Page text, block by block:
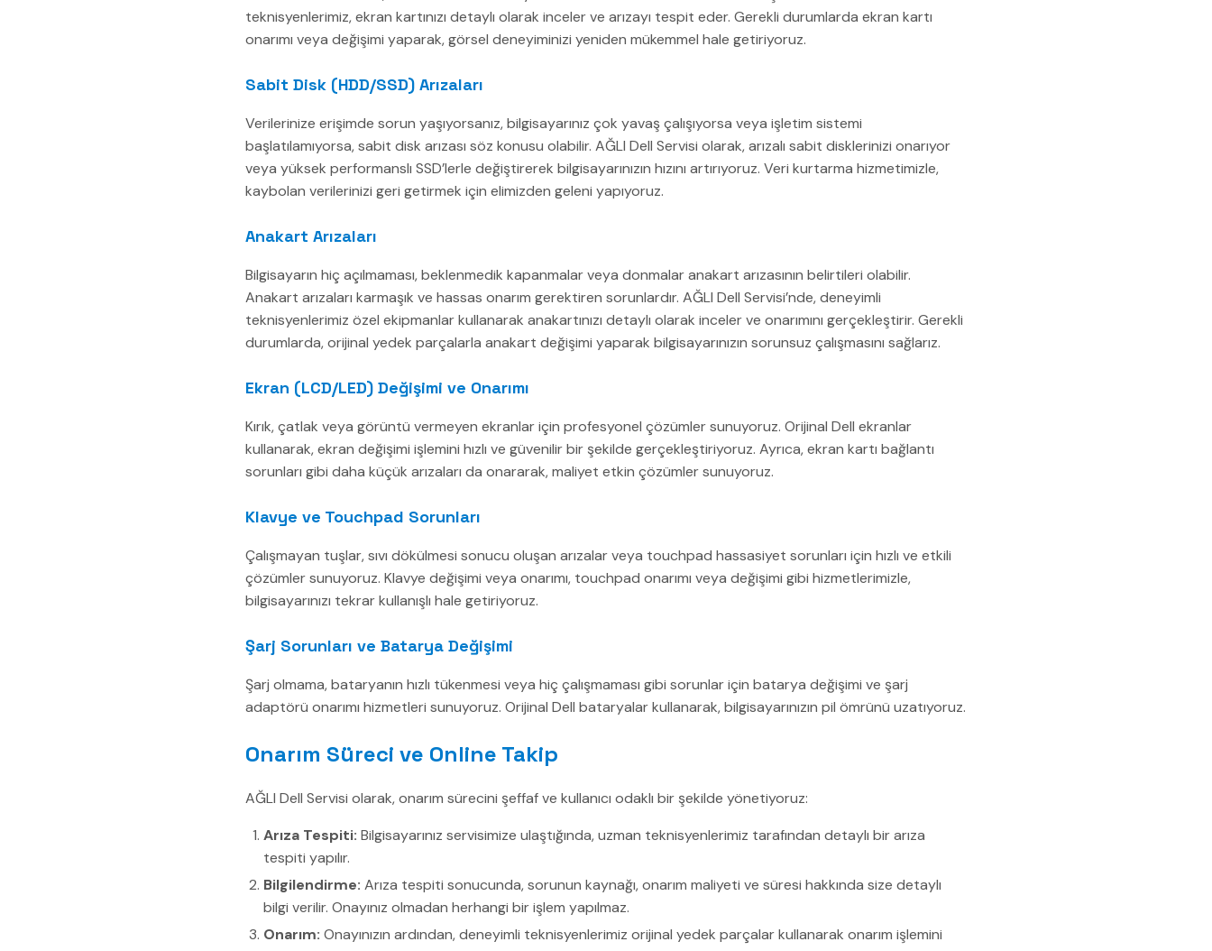
teknisyenlerimiz, ekran kartınızı detaylı olarak inceler ve arızayı tespit eder. Gerekli durumlarda ekran kartı
onarımı veya değişimi yaparak, görsel deneyiminizi yeniden mükemmel hale getiriyoruz.
Sabit Disk (HDD/SSD) Arızaları
Verilerinize erişimde sorun yaşıyorsanız, bilgisayarınız çok yavaş çalışıyorsa veya işletim sistemi
başlatılamıyorsa, sabit disk arızası söz konusu olabilir. AĞLI Dell Servisi olarak, arızalı sabit disklerinizi onarıyor
veya yüksek performanslı SSD’lerle değiştirerek bilgisayarınızın hızını artırıyoruz. Veri kurtarma hizmetimizle,
kaybolan verilerinizi geri getirmek için elimizden geleni yapıyoruz.
Anakart Arızaları
Bilgisayarın hiç açılmaması, beklenmedik kapanmalar veya donmalar anakart arızasının belirtileri olabilir.
Anakart arızaları karmaşık ve hassas onarım gerektiren sorunlardır. AĞLI Dell Servisi’nde, deneyimli
teknisyenlerimiz özel ekipmanlar kullanarak anakartınızı detaylı olarak inceler ve onarımını gerçekleştirir. Gerekli
durumlarda, orijinal yedek parçalarla anakart değişimi yaparak bilgisayarınızın sorunsuz çalışmasını sağlarız.
Ekran (LCD/LED) Değişimi ve Onarımı
Kırık, çatlak veya görüntü vermeyen ekranlar için profesyonel çözümler sunuyoruz. Orijinal Dell ekranlar
kullanarak, ekran değişimi işlemini hızlı ve güvenilir bir şekilde gerçekleştiriyoruz. Ayrıca, ekran kartı bağlantı
sorunları gibi daha küçük arızaları da onararak, maliyet etkin çözümler sunuyoruz.
Klavye ve Touchpad Sorunları
Çalışmayan tuşlar, sıvı dökülmesi sonucu oluşan arızalar veya touchpad hassasiyet sorunları için hızlı ve etkili
çözümler sunuyoruz. Klavye değişimi veya onarımı, touchpad onarımı veya değişimi gibi hizmetlerimizle,
bilgisayarınızı tekrar kullanışlı hale getiriyoruz.
Şarj Sorunları ve Batarya Değişimi
Şarj olmama, bataryanın hızlı tükenmesi veya hiç çalışmaması gibi sorunlar için batarya değişimi ve şarj
adaptörü onarımı hizmetleri sunuyoruz. Orijinal Dell bataryalar kullanarak, bilgisayarınızın pil ömrünü uzatıyoruz.
Onarım Süreci ve Online Takip
AĞLI Dell Servisi olarak, onarım sürecini şeffaf ve kullanıcı odaklı bir şekilde yönetiyoruz:
Arıza Tespiti: Bilgisayarınız servisimize ulaştığında, uzman teknisyenlerimiz tarafından detaylı bir arıza
tespiti yapılır.
Bilgilendirme: Arıza tespiti sonucunda, sorunun kaynağı, onarım maliyeti ve süresi hakkında size detaylı
bilgi verilir. Onayınız olmadan herhangi bir işlem yapılmaz.
Onarım: Onayınızın ardından, deneyimli teknisyenlerimiz orijinal yedek parçalar kullanarak onarım işlemini